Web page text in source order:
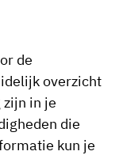
de
overzicht
in je
die
kun je